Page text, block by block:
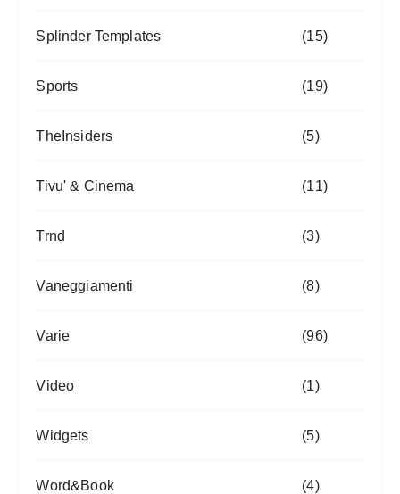
Splinder Templates (15)
Sports (19)
TheInsiders (5)
Tivu' & Cinema (11)
Trnd (3)
Vaneggiamenti (8)
Varie (96)
Video (1)
Widgets (5)
Word&Book (4)